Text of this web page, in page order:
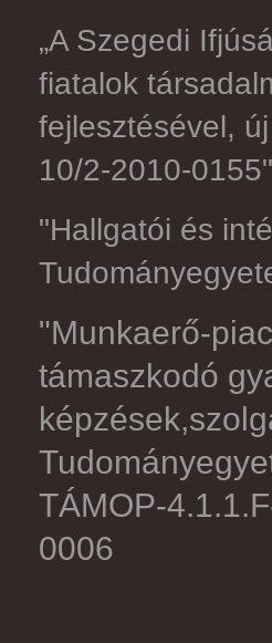
„A Szegedi
fiatalok
fejlesztésével,
10/2-2010-0155"
"Hallgatói és
"Munkaerő-
támaszkodó
TÁMOP-
0006